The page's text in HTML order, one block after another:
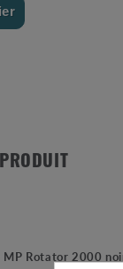
MP Rotator 2000